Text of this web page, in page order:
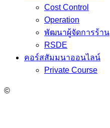
Cost Control
Operation
พัฒนาผู้จัดการร้าน
RSDE
คอร์สสัมมนาออนไลน์
Private Course
©